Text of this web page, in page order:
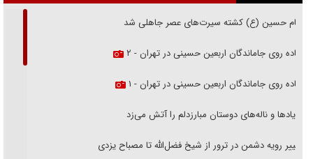
امام حسین (ع) کشته سیرت‌های عصر جاهلی شد
پیاده روی جاماندگان اربعین حسینی در تهران - ۲
پیاده روی جاماندگان اربعین حسینی در تهران - ۱
فریاد‌ها و ناله‌های دوستان مبارزدلم را آتش می‌زد
تغییر رویه دشمن در ترور از شیخ فضل‌الله تا مصباح یزدی